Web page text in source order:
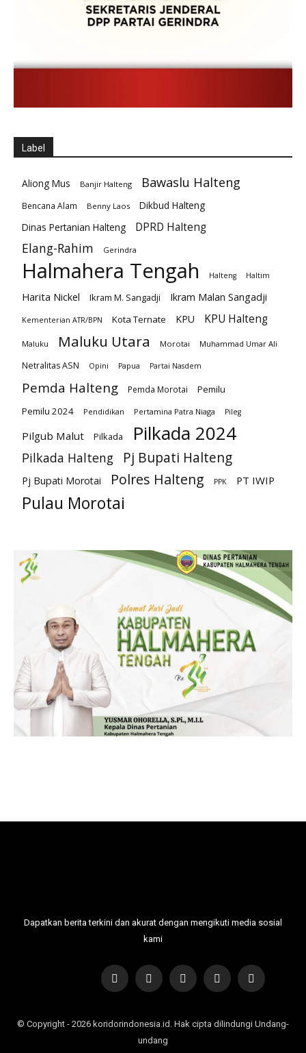
Label
Aliong Mus Banjir Halteng Bawaslu Halteng
Bencana Alam Benny Laos
Dikbud Halteng
Dinas Pertanian Halteng
DPRD Halteng
Elang-Rahim Gerindra
Halmahera Tengah Halteng Haltim
Harita Nickel Ikram M. Sangadji Ikram Malan Sangadji
Kementerian ATR/BPN Kota Ternate KPU KPU Halteng
Maluku Maluku Utara Morotai Muhammad Umar Ali
Netralitas ASN Opini Papua Partai Nasdem
Pemda Halteng Pemda Morotai
Pemilu
Pemilu 2024
Pendidikan Pertamina Patra Niaga Pileg
Pilgub Malut Pilkada Pilkada 2024
Pilkada Halteng Pj Bupati Halteng
Pj Bupati Morotai Polres Halteng PPK PT IWIP
Pulau Morotai
Dapatkan berita terkini dan akurat dengan mengikuti media sosial
kami
© Copyright - 2026 koridorindonesia.id. Hak cipta dilindungi Undang-
undang